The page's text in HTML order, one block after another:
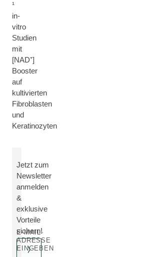
¹
in-
vitro
Studien
mit
[NAD⁺]
Booster
auf
kultivierten
Fibroblasten
und
Keratinozyten
Jetzt zum
Newsletter
anmelden
&
exklusive
Vorteile
sichern!
E-MAIL-
ADRESSE
EINGEBEN